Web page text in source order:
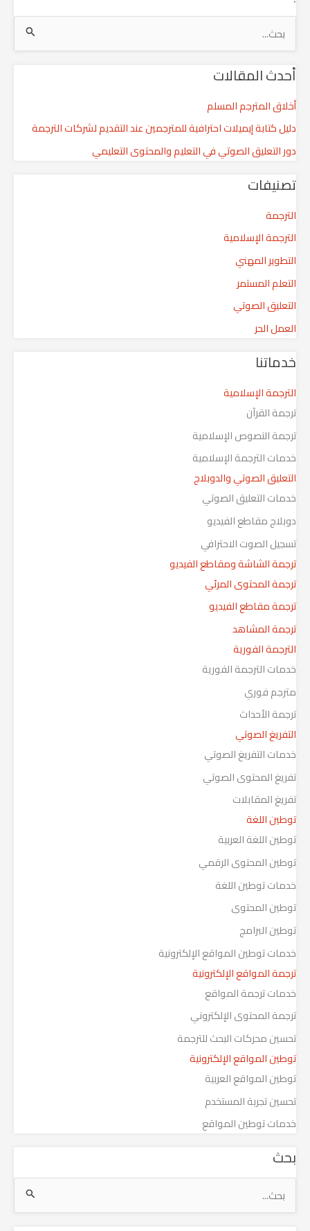
ل
ب
ث
ع
ن
أحدث المقالات
أخلاق المترجم المسلم
دليل كتابة إيميلات احترافية للمترجمين عند التقديم لشركات الترجمة
دور التعليق الصوتي في التعليم والمحتوى التعليمي
تصنيفات
الترجمة
الترجمة الإسلامية
التطوير المهني
التعلم المستمر
التعليق الصوتي
العمل الحر
خدماتنا
الترجمة الإسلامية
ترجمة القرآن
ترجمة النصوص الإسلامية
خدمات الترجمة الإسلامية
التعليق الصوتي والدوبلاج
خدمات التعليق الصوتي
دوبلاج مقاطع الفيديو
تسجيل الصوت الاحترافي
ترجمة الشاشة ومقاطع الفيديو
ترجمة المحتوى المرئي
ترجمة مقاطع الفيديو
ترجمة المشاهد
الترجمة الفورية
خدمات الترجمة الفورية
مترجم فوري
ترجمة الأحداث
التفريغ الصوتي
خدمات التفريغ الصوتي
تفريغ المحتوى الصوتي
تفريغ المقابلات
توطين اللغة
توطين اللغة العربية
توطين المحتوى الرقمي
خدمات توطين اللغة
توطين المحتوى
توطين البرامج
خدمات توطين المواقع الإلكترونية
ترجمة المواقع الإلكترونية
خدمات ترجمة المواقع
ترجمة المحتوى الإلكتروني
تحسين محركات البحث للترجمة
توطين المواقع الإلكترونية
توطين المواقع العربية
تحسين تجربة المستخدم
خدمات توطين المواقع
بحث
ل